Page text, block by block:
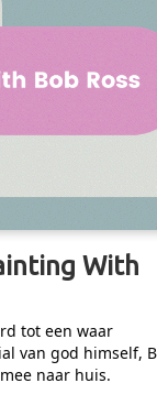
With
tot een waar
van god himself,
naar huis.